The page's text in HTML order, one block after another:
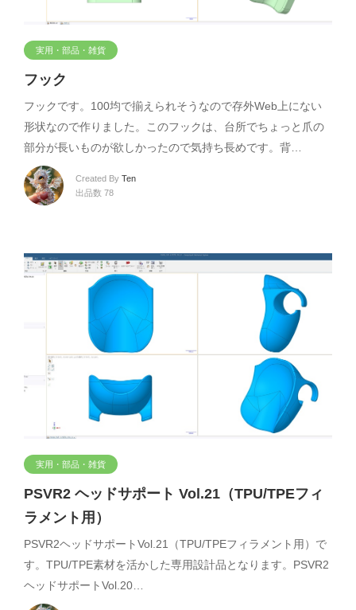
実用・部品・雑貨
フック
フックです。100均で揃えられそうなので存外Web上にない
形状なので作りました。このフックは、台所でちょっと爪の
部分が長いものが欲しかったので気持ち長めです。背…
Created By Ten
出品数 78
実用・部品・雑貨
PSVR2 ヘッドサポート Vol.21（TPU/TPEフィ
ラメント用）
PSVR2ヘッドサポートVol.21（TPU/TPEフィラメント用）で
す。TPU/TPE素材を活かした専用設計品となります。PSVR2
ヘッドサポートVol.20…